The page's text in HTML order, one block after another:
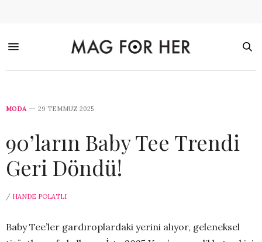
MODA 29 TEMMUZ 2025
90’ların Baby Tee Trendi
Geri Döndü!
/ HANDE POLATLI
Baby Tee’ler gardıroplardaki yerini alıyor, geleneksel